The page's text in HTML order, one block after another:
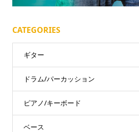
CATEGORIES
ギター
ドラム/パーカッション
ピアノ/キーボード
ベース